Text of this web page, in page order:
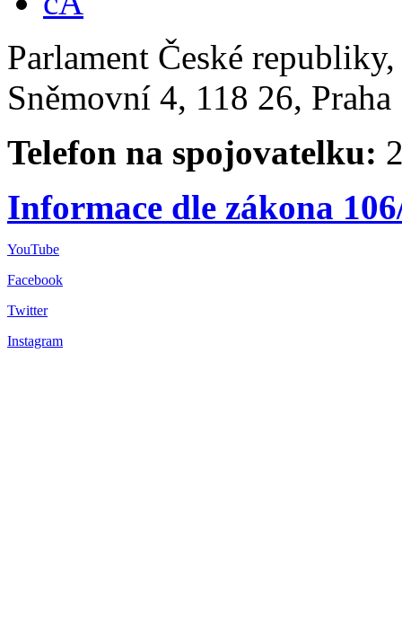
Parlament České
Sněmovní 4, 118 26,
Telefon na spojovatelku:
Informace dle zákona
YouTube
Facebook
Twitter
Instagram